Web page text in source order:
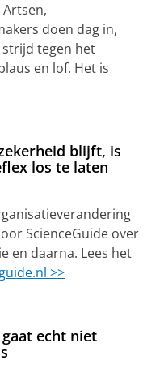
doen dag in,
tegen het
en lof. Het is
blijft, is
los te laten
ScienceGuide over
en daarna. Lees het
>>
echt niet